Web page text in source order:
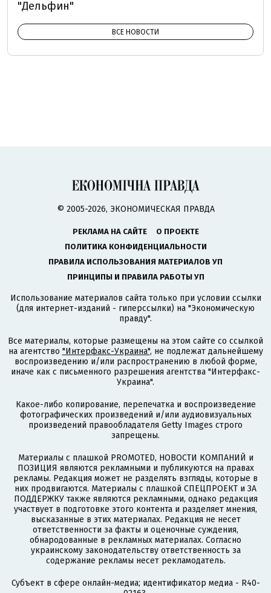
"Дельфин"
ВСЕ НОВОСТИ
© 2005-2026, ЭКОНОМИЧЕСКАЯ ПРАВДА
РЕКЛАМА НА САЙТЕ
О ПРОЕКТЕ
ПОЛИТИКА КОНФИДЕНЦИАЛЬНОСТИ
ПРАВИЛА ИСПОЛЬЗОВАНИЯ МАТЕРИАЛОВ УП
ПРИНЦИПЫ И ПРАВИЛА РАБОТЫ УП
Использование материалов сайта только при условии ссылки
(для интернет-изданий - гиперссылки) на "Экономическую
правду".
Все материалы, которые размещены на этом сайте со ссылкой
на агентство "Интерфакс-Украина", не подлежат дальнейшему
воспроизведению и/или распространению в любой форме,
иначе как с письменного разрешения агентства "Интерфакс-
Украина".
Какое-либо копирование, перепечатка и воспроизведение
фотографических произведений и/или аудиовизуальных
произведений правообладателя Getty Images строго
запрещены.
Материалы с плашкой PROMOTED, НОВОСТИ КОМПАНИЙ и
ПОЗИЦИЯ являются рекламными и публикуются на правах
рекламы. Редакция может не разделять взгляды, которые в
них продвигаются. Материалы с плашкой СПЕЦПРОЕКТ и ЗА
ПОДДЕРЖКУ также являются рекламными, однако редакция
участвует в подготовке этого контента и разделяет мнения,
высказанные в этих материалах. Редакция не несет
ответственности за факты и оценочные суждения,
обнародованные в рекламных материалах. Согласно
украинскому законодательству ответственность за
содержание рекламы несет рекламодатель.
Субъект в сфере онлайн-медиа; идентификатор медиа - R40-